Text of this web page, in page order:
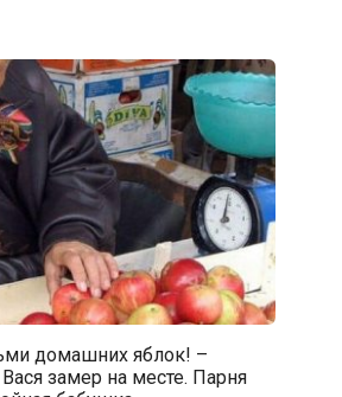
домашних яблок! –
замер на месте. Парня